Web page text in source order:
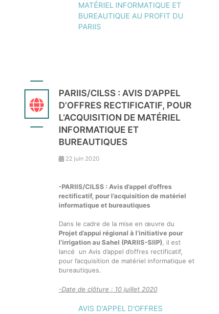
MATÉRIEL INFORMATIQUE ET
BUREAUTIQUE AU PROFIT DU
PARIIS
PARIIS/CILSS : AVIS D’APPEL
D’OFFRES RECTIFICATIF, POUR
L’ACQUISITION DE MATÉRIEL
INFORMATIQUE ET
BUREAUTIQUES
22 juin 2020
-PARIIS/CILSS : Avis d’appel d’offres
rectificatif, pour l’acquisition de matériel
informatique et bureautiques
Dans le cadre de la mise en œuvre du
Projet d’appui régional à l’initiative pour
l’irrigation au Sahel (PARIIS-SIIP), il est
lancé un Avis d’appel d’offres rectificatif,
pour l’acquisition de matériel informatique et
bureautiques.
-Date de clôture : 10 juillet 2020
AVIS D'APPEL D'OFFRES